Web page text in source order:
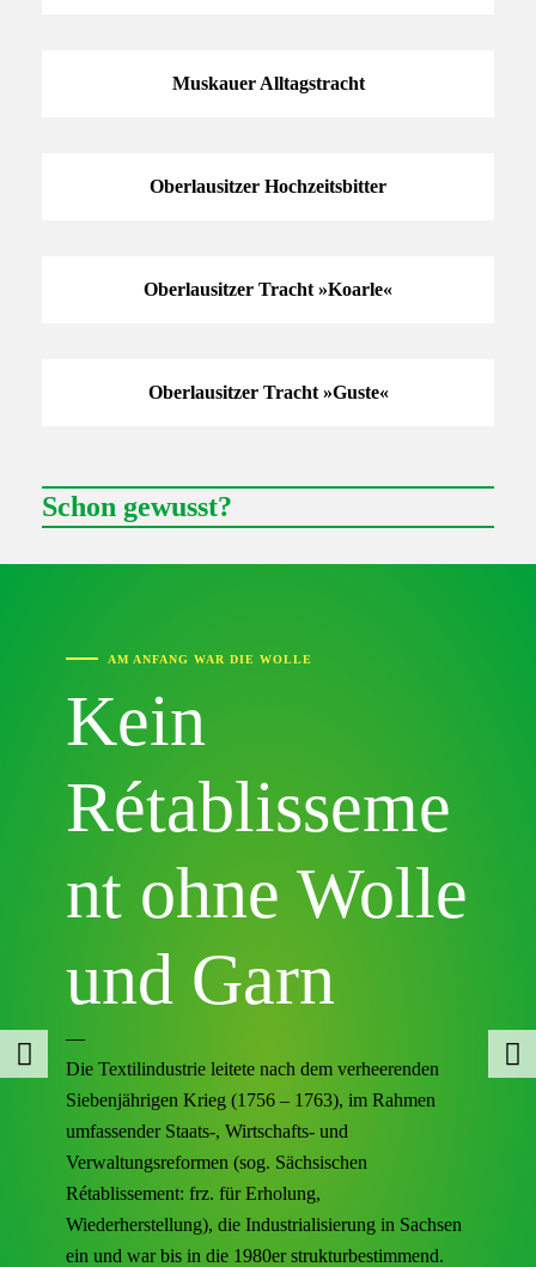
Muskauer Alltagstracht
Oberlausitzer Hochzeitsbitter
Oberlausitzer Tracht »Koarle«
Oberlausitzer Tracht »Guste«
Schon gewusst?
AM ANFANG WAR DIE WOLLE
Kein
Rétablisseme
nt ohne Wolle
und Garn
—
Die Textilindustrie leitete nach dem verheerenden
Siebenjährigen Krieg (1756 – 1763), im Rahmen
umfassender Staats-, Wirtschafts- und
Verwaltungsreformen (sog. Sächsischen
Rétablissement: frz. für Erholung,
Wiederherstellung), die Industrialisierung in Sachsen
ein und war bis in die 1980er strukturbestimmend.